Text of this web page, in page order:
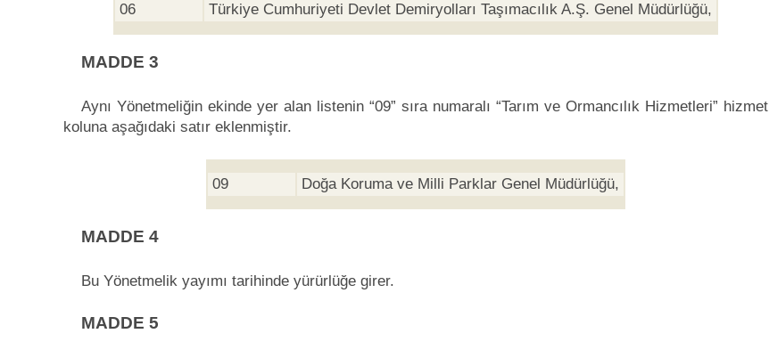
06 Türkiye Cumhuriyeti Devlet Demiryolları Taşımacılık A.Ş. Genel Müdürlüğü,
MADDE 3
Aynı Yönetmeliğin ekinde yer alan listenin “09” sıra numaralı “Tarım ve Ormancılık Hizmetleri” hizmet
koluna aşağıdaki satır eklenmiştir.
09 Doğa Koruma ve Milli Parklar Genel Müdürlüğü,
MADDE 4
Bu Yönetmelik yayımı tarihinde yürürlüğe girer.
MADDE 5